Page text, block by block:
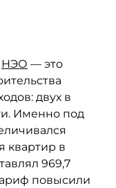
НЭО — это
двух в
Именно под
квартир в
969,7
повысили